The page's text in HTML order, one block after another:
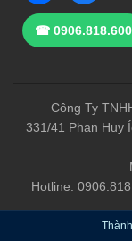
☎ 0906.818.600
Công Ty
331/41 Phan Huy
Hotline: